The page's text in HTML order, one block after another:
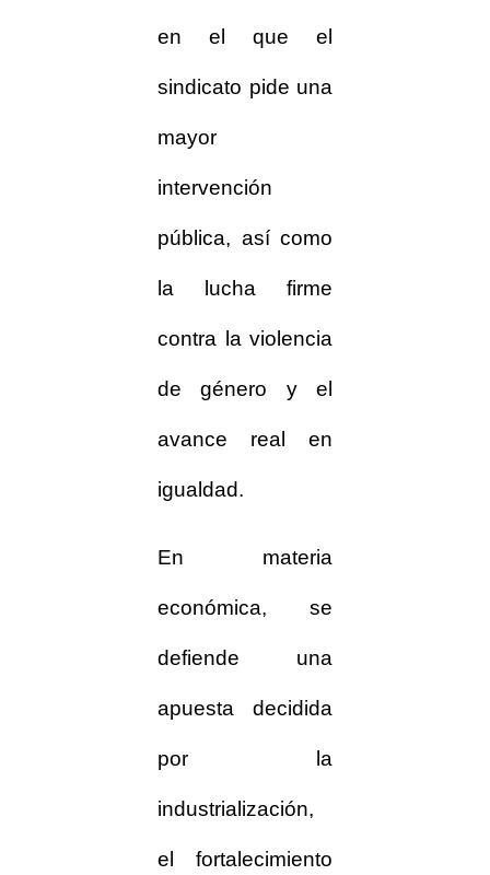
en el que el
sindicato pide una
mayor
intervención
pública, así como
la lucha firme
contra la violencia
de género y el
avance real en
igualdad.
En materia
económica, se
defiende una
apuesta decidida
por la
industrialización,
el fortalecimiento